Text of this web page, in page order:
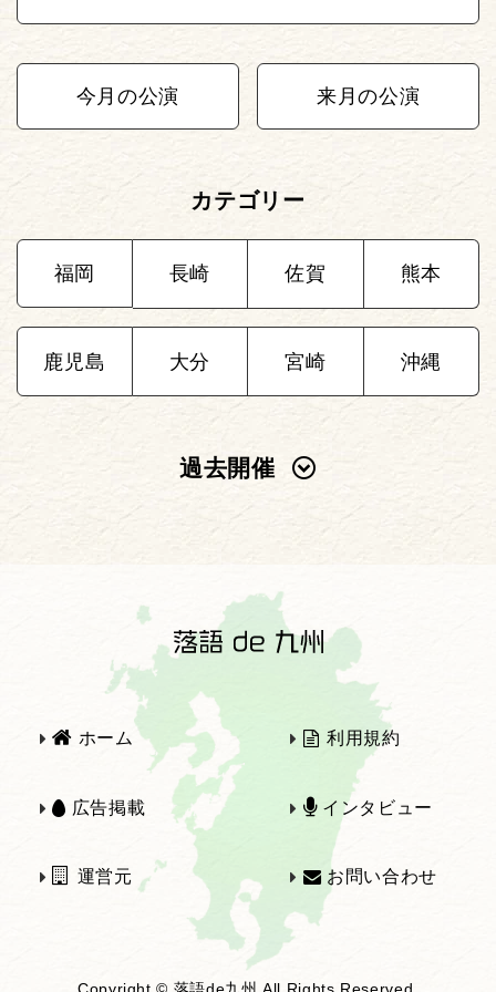
今月の公演 来月の公演
カテゴリー
福岡 長崎 佐賀 熊本
鹿児島 大分 宮崎 沖縄
過去開催
2022年
2021年 2020年
2019年 2018年
2017年 2016年
ホーム 利用規約
広告掲載 インタビュー
運営元 お問い合わせ